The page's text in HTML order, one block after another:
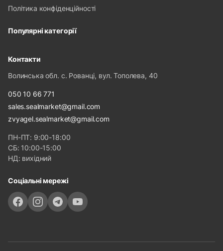
Політика конфіденційності
Популярні категорії
Контакти
Волинська обл. с. Рованці, вул. Тополева, 40
050 10 66 771
sales.sealmarket@gmail.com
zvyagel.sealmarket@gmail.com
ПН-ПТ: 9:00-18:00
СБ: 10:00-15:00
НД: вихідний
Соціальні мережі